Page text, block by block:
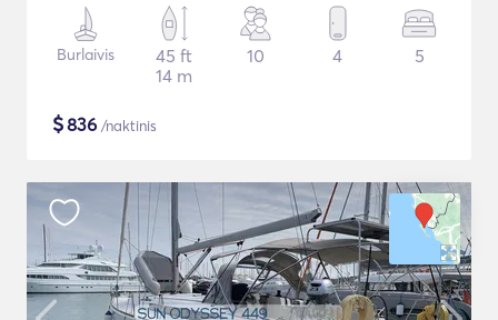
Burlaivis
45 ft
14 m
10 4 5
$836 /naktinis